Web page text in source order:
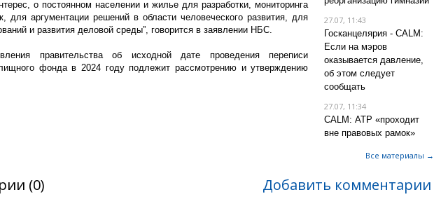
о постоянном населении и жилье для разработки, мониторинга
для аргументации решений в области человеческого развития, для
и развития деловой среды”, говорится в заявлении НБС.
правительства об исходной дате проведения переписи
фонда в 2024 году подлежит рассмотрению и утверждению
27.07, 11:43
Госканцелярия - CALM:
Если на мэров
оказывается давление,
об этом следует
сообщать
27.07, 11:34
CALM: АТР «проходит
вне правовых рамок»
Все материалы →
(0) Добавить комментарии